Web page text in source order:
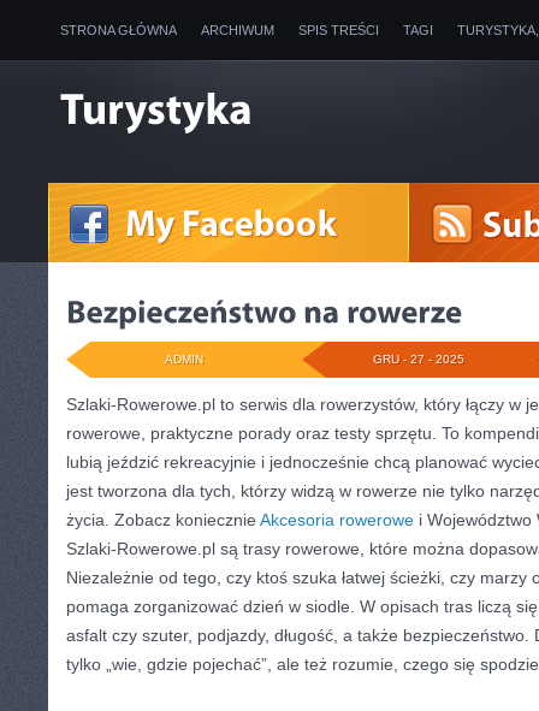
STRONA GŁÓWNA ARCHIWUM SPIS TREŚCI TAGI
GRU - 27 - 2025
ADMIN
Szlaki-Rowerowe.pl to serwis dla rowerzystów, który łączy w
rowerowe, praktyczne porady oraz testy sprzętu. To
lubią jeździć rekreacyjnie i jednocześnie chcą planować
jest tworzona dla tych, którzy widzą w rowerze nie tylko
życia. Zobacz koniecznie Akcesoria rowerowe i Województwo
Szlaki-Rowerowe.pl są trasy rowerowe, które można
Niezależnie od tego, czy ktoś szuka łatwej ścieżki, czy marzy
pomaga zorganizować dzień w siodle. W opisach tras liczą
asfalt czy szuter, podjazdy, długość, a także bezpieczeństwo.
tylko „wie, gdzie pojechać”, ale też rozumie, czego się